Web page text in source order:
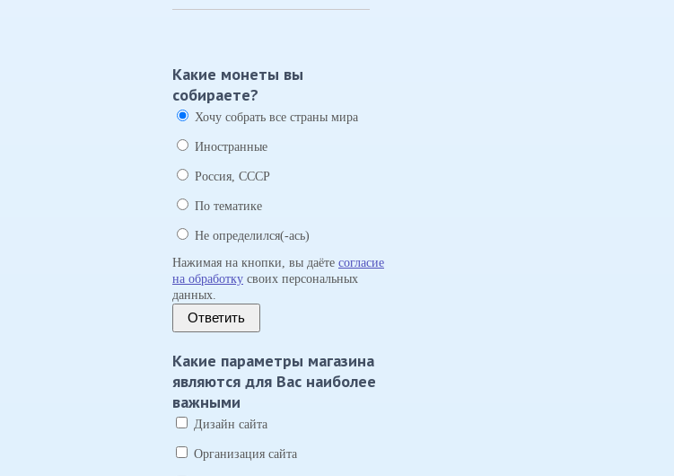
Какие монеты вы
собираете?
Хочу собрать все страны мира
Иностранные
Россия, СССР
По тематике
Не определился(-ась)
Нажимая на кнопки, вы даёте согласие
на обработку своих персональных
данных.
Ответить
Какие параметры магазина
являются для Вас наиболее
важными
Дизайн сайта
Организация сайта